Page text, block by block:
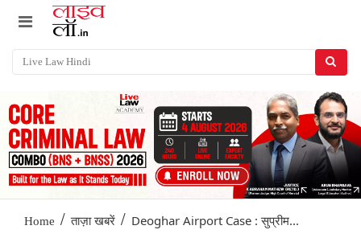
Home / ताज़ा खबरें / Deoghar Airport Case : सुप्रीम...